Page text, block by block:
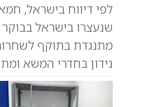
לפי דיווח בישראל,
שנעצרו בישראל
מתנגדת בתוקף
נידון בחדרי המשא